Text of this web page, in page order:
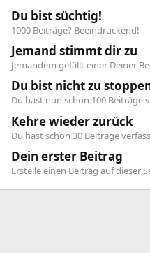
Du bist süchtig!
1000 Beiträge? Beeindruckend!
Jemand stimmt dir zu
Jemandem gefällt einer Deiner
Du bist nicht zu
Du hast nun schon 100 Beiträge
Kehre wieder zurück
Du hast schon 30 Beiträge
Dein erster Beitrag
Erstelle einen Beitrag auf dieser